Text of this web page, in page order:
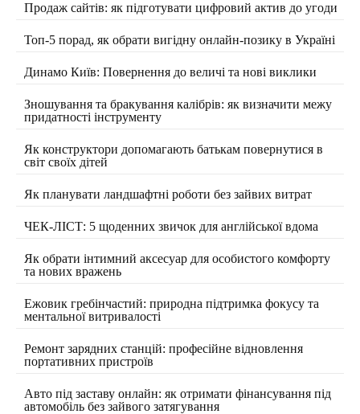
Продаж сайтів: як підготувати цифровий актив до угоди
Топ-5 порад, як обрати вигідну онлайн-позику в Україні
Динамо Київ: Повернення до величі та нові виклики
Зношування та бракування калібрів: як визначити межу
придатності інструменту
Як конструктори допомагають батькам повернутися в
світ своїх дітей
Як планувати ландшафтні роботи без зайвих витрат
ЧЕК-ЛІСТ: 5 щоденних звичок для англійської вдома
Як обрати інтимний аксесуар для особистого комфорту
та нових вражень
Ежовик гребінчастий: природна підтримка фокусу та
ментальної витривалості
Ремонт зарядних станцій: професійне відновлення
портативних пристроїв
Авто під заставу онлайн: як отримати фінансування під
автомобіль без зайвого затягування